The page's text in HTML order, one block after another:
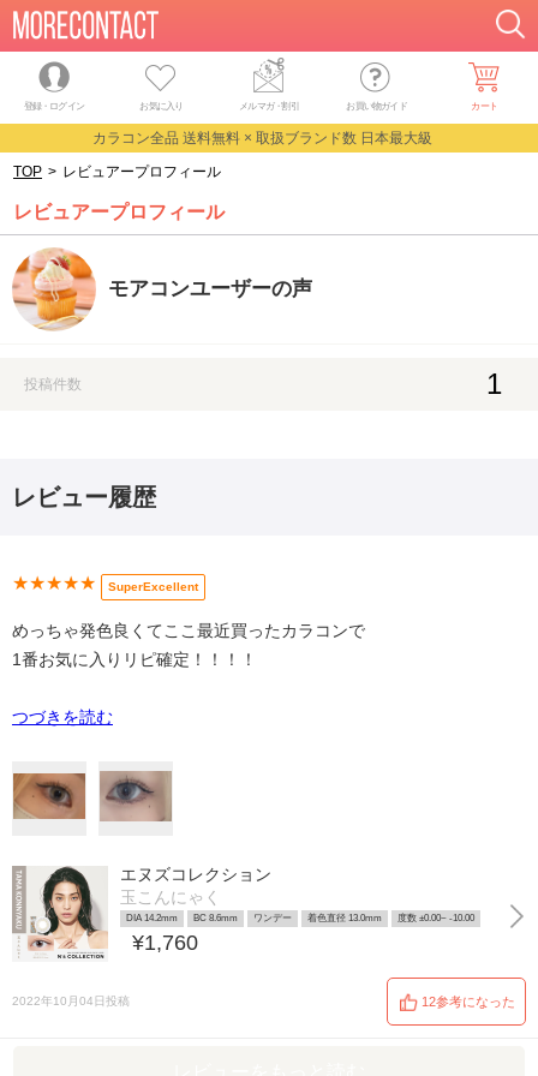
登録・ログイン お気に入り メルマガ・割引 お買い物ガイド カート
カラコン全品 送料無料 × 取扱ブランド数 日本最大級
TOP > レビュアープロフィール
レビュアープロフィール
モアコンユーザーの声
投稿件数 1
レビュー履歴
★★★★★ SuperExcellent
めっちゃ発色良くてここ最近買ったカラコンで
1番お気に入りリピ確定！！！！
つづきを読む
エヌズコレクション
玉こんにゃく
DIA 14.2mm BC 8.6mm ワンデー 着色直径 13.0mm 度数 ±0.00~ -10.00
¥1,760
2022年10月04日投稿 12参考になった